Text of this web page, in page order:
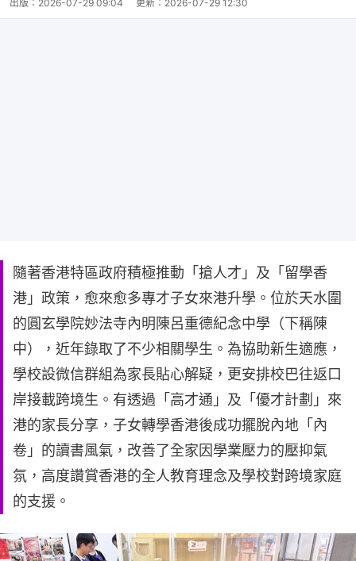
出版： 2026-07-29 09:04 更新： 2026-07-29 12:30
隨著香港特區政府積極推動「搶人才」及「留學香
港」政策，愈來愈多專才子女來港升學。位於天水圍
的圓玄學院妙法寺內明陳呂重德紀念中學（下稱陳
中），近年錄取了不少相關學生。為協助新生適應，
學校設微信群組為家長貼心解疑，更安排校巴往返口
岸接載跨境生。有透過「高才通」及「優才計劃」來
港的家長分享，子女轉學香港後成功擺脫內地「內
卷」的讀書風氣，改善了全家因學業壓力的壓抑氣
氛，高度讚賞香港的全人教育理念及學校對跨境家庭
的支援。